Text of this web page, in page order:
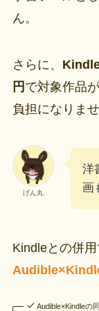
ん。
さらに、
円 で対象作品が
負担になりませ
げん丸
洋
画
Kindleとの併
Audible×Kindleの